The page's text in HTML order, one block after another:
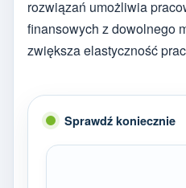
rozwiązań umożliwia
finansowych z dowolnego
zwiększa elastyczność
Sprawdź koniecznie